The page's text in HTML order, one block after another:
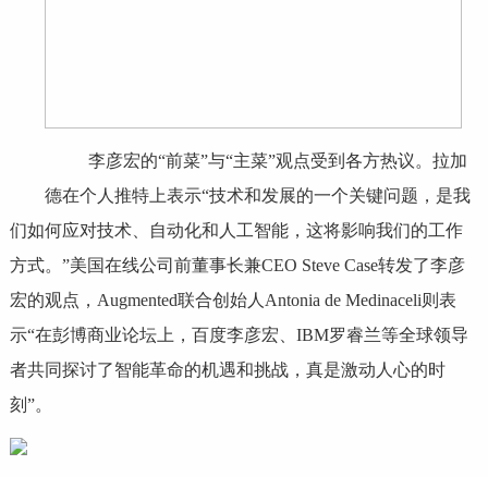
李彦宏的“前菜”与“主菜”观点受到各方热议。拉加
德在个人推特上表示“技术和发展的一个关键问题，是我
们如何应对技术、自动化和人工智能，这将影响我们的工作
方式。”美国在线公司前董事长兼CEO Steve Case转发了李彦
宏的观点，Augmented联合创始人Antonia de Medinaceli则表
示“在彭博商业论坛上，百度李彦宏、IBM罗睿兰等全球领导
者共同探讨了智能革命的机遇和挑战，真是激动人心的时
刻”。